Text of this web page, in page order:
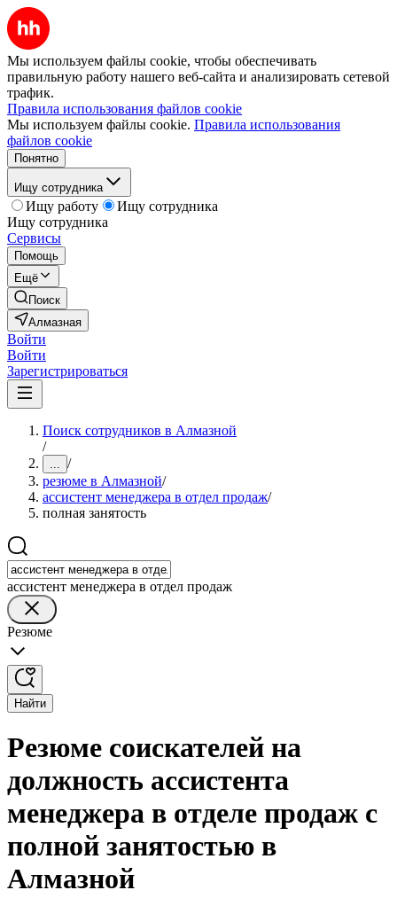
Мы используем файлы cookie, чтобы обеспечивать
правильную работу нашего веб-сайта и анализировать сетевой
трафик.
Правила использования файлов cookie
Мы используем файлы cookie. Правила использования
файлов cookie
Понятно
Ищу сотрудника
Ищу работу
Ищу сотрудника
Ищу сотрудника
Сервисы
Помощь
Ещё
Поиск
Алмазная
Войти
Войти
Зарегистрироваться
Поиск сотрудников в Алмазной
/
... /
резюме в Алмазной/
ассистент менеджера в отдел продаж/
полная занятость
ассистент менеджера в отдел продаж
Резюме
Найти
Резюме соискателей на
должность ассистента
менеджера в отделе продаж с
полной занятостью в
Алмазной